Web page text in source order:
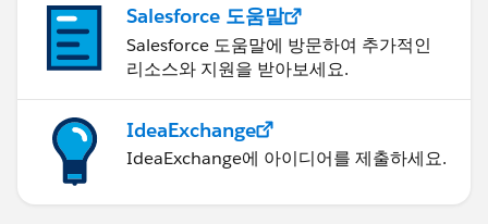
Salesforce 도움말
Salesforce 도움말에 방문하여 추가적인
리소스와 지원을 받아보세요.
IdeaExchange
IdeaExchange에 아이디어를 제출하세요.